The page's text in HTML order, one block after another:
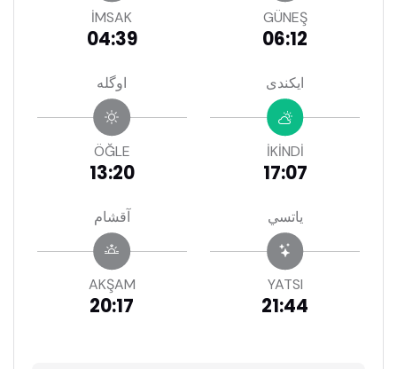
İMSAK
04:39
GÜNEŞ
06:12
اوگله
ÖĞLE
13:20
ايكندى
İKİNDİ
17:07
آقشام
AKŞAM
20:17
ياتسي
YATSI
21:44